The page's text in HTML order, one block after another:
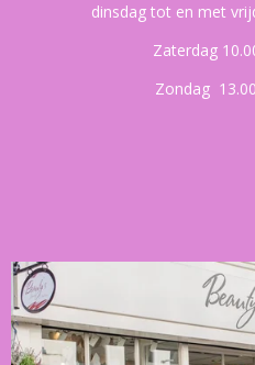
dinsdag tot en met
Zaterdag
Zondag